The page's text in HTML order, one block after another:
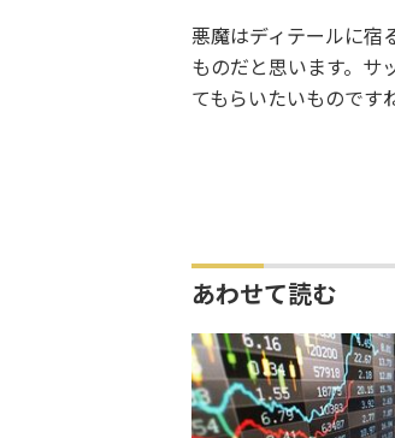
悪魔はディテールに宿
ものだと思います。サ
てもらいたいものです
あわせて読む